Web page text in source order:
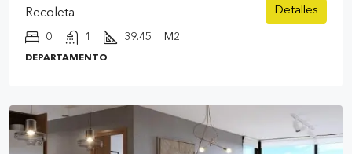
Recoleta
0 1 39.45 M2
DEPARTAMENTO
Detalles